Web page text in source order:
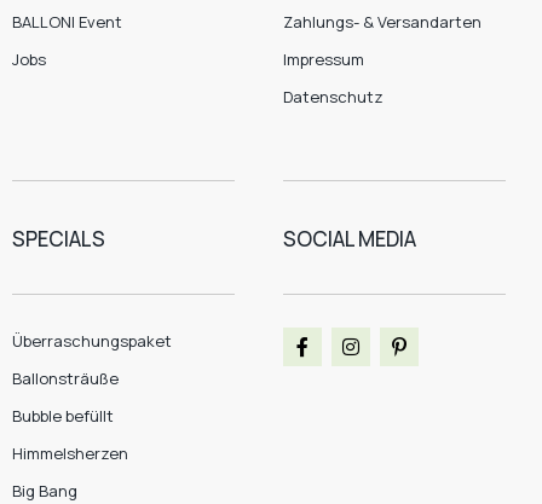
BALLONI Event
Jobs
Zahlungs- & Versandarten
Impressum
Datenschutz
SPECIALS
Überraschungspaket
Ballonsträuße
Bubble befüllt
Himmelsherzen
Big Bang
SOCIAL MEDIA